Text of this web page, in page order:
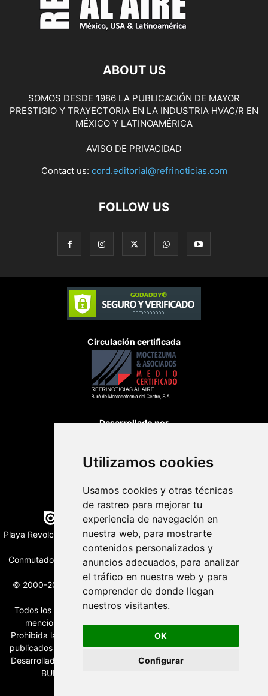
Utilizamos cookies
Usamos cookies y otras técnicas
de rastreo para mejorar tu
experiencia de navegación en
nuestra web, para mostrarte
contenidos personalizados y
anuncios adecuados, para analizar
el tráfico en nuestra web y para
comprender de donde llegan
nuestros visitantes.
OK
Configurar
ABOUT US
SOMOS DESDE 1986 LA PUBLICACIÓN DE MAYOR
PRESTIGIO Y TRAYECTORIA EN LA INDUSTRIA HVAC/R EN
MÉXICO Y LATINOAMÉRICA
AVISO DE PRIVACIDAD
Contact us: cord.editorial@refrinoticias.com
FOLLOW US
Circulación certificada
Desarrollado por
Edición digital con tecnología
Playa Revolcadero 222 Col. Reforma Iztaccihuatl Norte C.P. 08810
CIUDAD DE MEXICO
Conmutador CIUDAD DE MEXICO (+52) 555 740 4476, 555 740
4497
© 2000-2026 BURO DE MERCADOTECNIA DEL CENTRO, S.A.
Todos los derechos reservados
Todos los nombres, marcas, logotipos, productos e imagenes
mencionados son propiedad de sus respectivos dueños
Prohibida la reproducción total o parcial de los contenidos aqui
publicados incluyendo cualquier medio electrónico o magnético
Desarrollado por REFRINOTICIAS INTERACTIVE una división de
BURO DE MERCADOTECNIA DEL CENTRO, S.A.